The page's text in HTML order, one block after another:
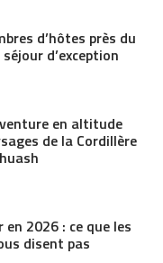
d’hôtes près du
d’exception
en altitude
de la Cordillère
2026 : ce que les
disent pas